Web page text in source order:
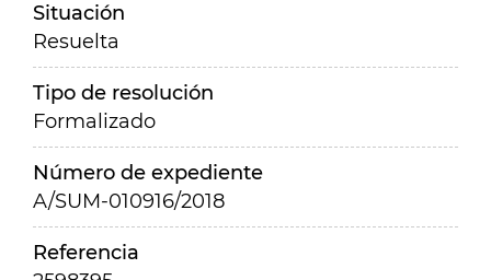
Situación
Resuelta
Tipo de resolución
Formalizado
Número de expediente
A/SUM-010916/2018
Referencia